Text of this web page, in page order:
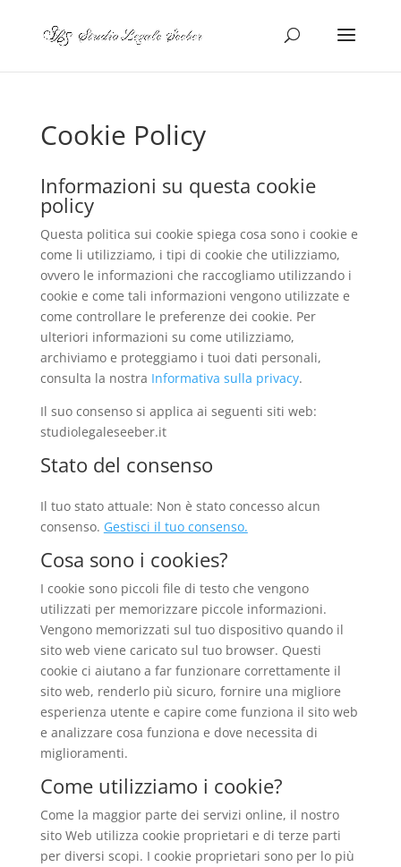
Cookie Policy
Informazioni su questa cookie
policy
Questa politica sui cookie spiega cosa sono i cookie e
come li utilizziamo, i tipi di cookie che utilizziamo,
ovvero le informazioni che raccogliamo utilizzando i
cookie e come tali informazioni vengono utilizzate e
come controllare le preferenze dei cookie. Per
ulteriori informazioni su come utilizziamo,
archiviamo e proteggiamo i tuoi dati personali,
consulta la nostra Informativa sulla privacy.
Il suo consenso si applica ai seguenti siti web:
studiolegaleseeber.it
Stato del consenso
Il tuo stato attuale: Non è stato concesso alcun
consenso. Gestisci il tuo consenso.
Cosa sono i cookies?
I cookie sono piccoli file di testo che vengono
utilizzati per memorizzare piccole informazioni.
Vengono memorizzati sul tuo dispositivo quando il
sito web viene caricato sul tuo browser. Questi
cookie ci aiutano a far funzionare correttamente il
sito web, renderlo più sicuro, fornire una migliore
esperienza utente e capire come funziona il sito web
e analizzare cosa funziona e dove necessita di
miglioramenti.
Come utilizziamo i cookie?
Come la maggior parte dei servizi online, il nostro
sito Web utilizza cookie proprietari e di terze parti
per diversi scopi. I cookie proprietari sono per lo più